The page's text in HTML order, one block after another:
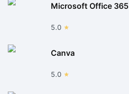
Microsoft Office 365
5.0
Canva
5.0